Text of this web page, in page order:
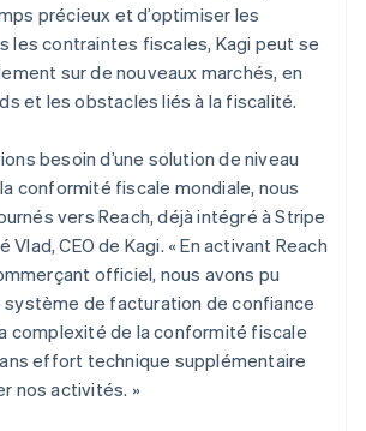
précieux et d’optimiser les
les contraintes fiscales, Kagi peut se
sur de nouveaux marchés, en
et les obstacles liés à la fiscalité.
besoin d’une solution de niveau
conformité fiscale mondiale, nous
vers Reach, déjà intégré à Stripe
Vlad, CEO de Kagi. « En activant Reach
officiel, nous avons pu
de facturation de confiance
complexité de la conformité fiscale
effort technique supplémentaire
nos activités. »